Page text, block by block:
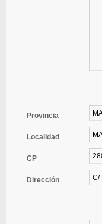
Provincia
Localidad
CP
Dirección